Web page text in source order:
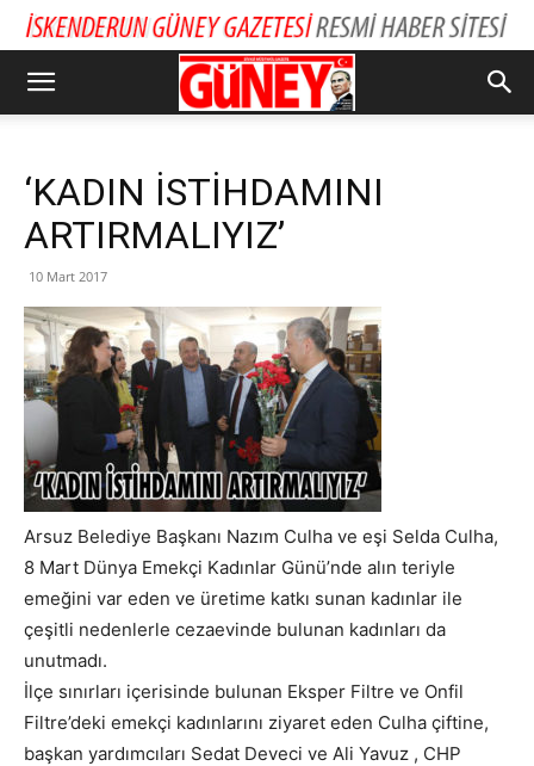
‘KADIN İSTİHDAMINI
ARTIRMALIYIZ’
10 Mart 2017
Arsuz Belediye Başkanı Nazım Culha ve eşi Selda Culha,
8 Mart Dünya Emekçi Kadınlar Günü’nde alın teriyle
emeğini var eden ve üretime katkı sunan kadınlar ile
çeşitli nedenlerle cezaevinde bulunan kadınları da
unutmadı.
İlçe sınırları içerisinde bulunan Eksper Filtre ve Onfil
Filtre’deki emekçi kadınlarını ziyaret eden Culha çiftine,
başkan yardımcıları Sedat Deveci ve Ali Yavuz , CHP